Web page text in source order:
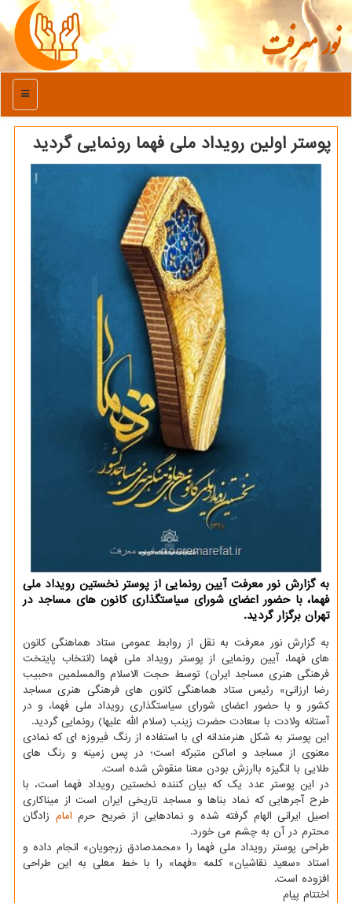
نور معرفت
منو
پوستر اولین رویداد ملی فهما رونمایی گردید
به گزارش نور معرفت آیین رونمایی از پوستر نخستین رویداد ملی
فهما، با حضور اعضای شورای سیاستگذاری كانون های مساجد در
تهران برگزار گردید.
به گزارش نور معرفت به نقل از روابط عمومی ستاد هماهنگی كانون
های فهما، آیین رونمایی از پوستر رویداد ملی فهما (انتخاب پایتخت
فرهنگی هنری مساجد ایران) توسط حجت الاسلام والمسلمین «حبیب
رضا ارزانی» رئیس ستاد هماهنگی كانون های فرهنگی هنری مساجد
كشور و با حضور اعضای شورای سیاستگذاری رویداد ملی فهما، و در
آستانه ولادت با سعادت حضرت زینب (سلام الله علیها) رونمایی گردید.
این پوستر به شكل هنرمندانه ای با استفاده از رنگ فیروزه ای كه نمادی
معنوی از مساجد و اماكن متبركه است؛ در پس زمینه و رنگ های
طلایی با انگیزه باارزش بودن معنا منقوش شده است.
در این پوستر عدد یك كه بیان كننده نخستین رویداد فهما است، با
طرح آجرهایی كه نماد بناها و مساجد تاریخی ایران است از میناكاری
اصیل ایرانی الهام گرفته شده و نمادهایی از ضریح حرم امام زادگان
محترم در آن به چشم می خورد.
طراحی پوستر رویداد ملی فهما را «محمدصادق زرجویان» انجام داده و
استاد «سعید نقاشیان» كلمه «فهما» را با خط معلی به این طراحی
افزوده است.
اختتام پیام